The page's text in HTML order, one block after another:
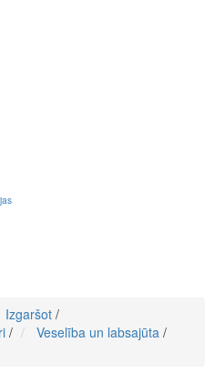
Izgaršot /
/ Veselība un labsajūta /